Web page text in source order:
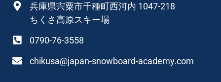
兵庫県宍粟市千種町西河内 1047-218
ちくさ高原スキー場
0790-76-3558
chikusa@japan-snowboard-academy.com